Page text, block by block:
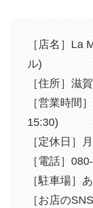
［店名］La
ル)
［住所］滋
［営業時間
15:30)
［定休日］
［電話］
［駐車場］
［お店のSNS